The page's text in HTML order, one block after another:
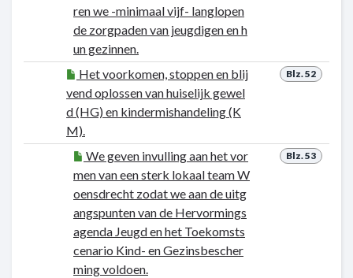
ren we -minimaal vijf- langlopen
de zorgpaden van jeugdigen en h
un gezinnen.
Blz. 52
Het voorkomen, stoppen en blij
vend oplossen van huiselijk gewel
d (HG) en kindermishandeling (K
M).
Blz. 53
We geven invulling aan het vor
men van een sterk lokaal team W
oensdrecht zodat we aan de uitg
angspunten van de Hervormings
agenda Jeugd en het Toekomsts
cenario Kind- en Gezinsbescher
ming voldoen.